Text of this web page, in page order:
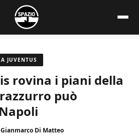
JUVENTUS
rovina i piani della
può
Gianmarco Di Matteo